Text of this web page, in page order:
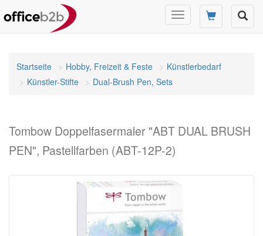
Navigation
umschalten
Startseite Hobby, Freizeit & Feste
Künstlerbedarf
Künstler-Stifte
Dual-Brush Pen, Sets
Tombow Doppelfasermaler "ABT DUAL BRUSH
PEN", Pastellfarben (ABT-12P-2)